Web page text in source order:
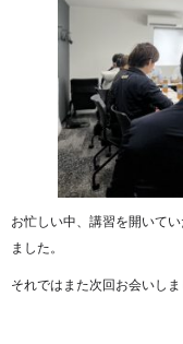
お忙しい中、講習を開いて
ました。
それではまた次回お会いしま